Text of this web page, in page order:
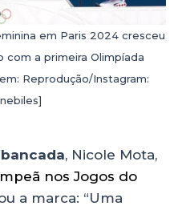
em Paris 2024 cresceu
com a primeira Olimpíada
Reprodução/Instagram:
, Nicole Mota,
nos Jogos do
a marca: “Uma